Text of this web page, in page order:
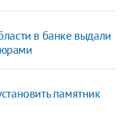
в банке выдали
памятник